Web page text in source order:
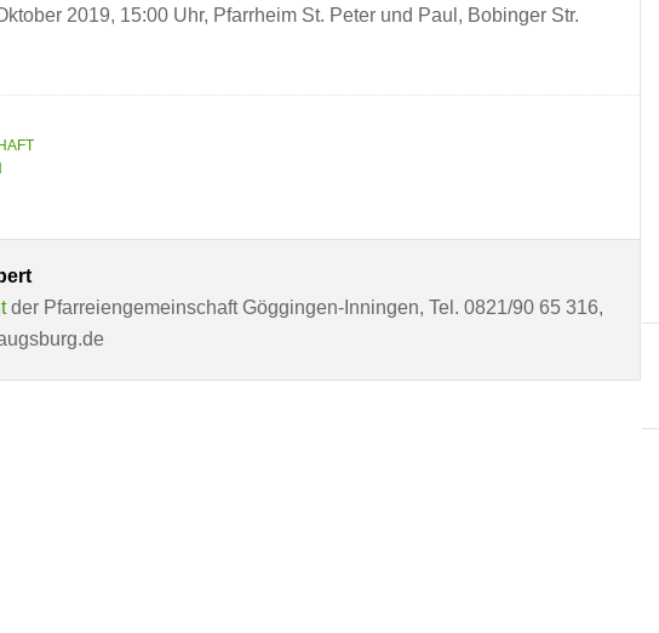
2019, 15:00 Uhr, Pfarrheim St. Peter und Paul, Bobinger Str.
der Pfarreiengemeinschaft Göggingen-Inningen, Tel. 0821/90 65 316,